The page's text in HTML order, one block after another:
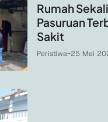
Rumah
Pasuruan
Sakit
Peristiwa-25 Mei